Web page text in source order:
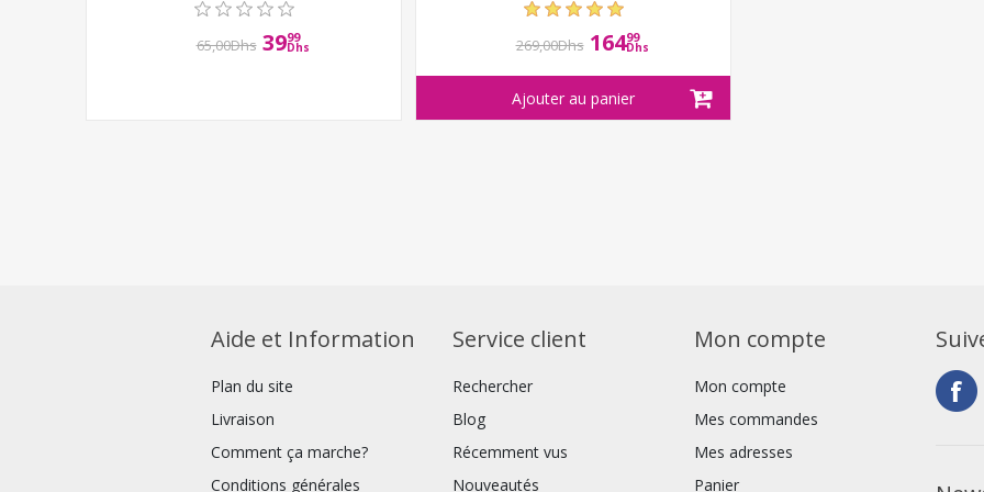
65,00Dhs 3999
Dhs 269,00Dhs 16499
Dhs
Aide et Information
Plan du site
Livraison
Comment ça marche?
Conditions générales
Service client
Rechercher
Blog
Récemment vus
Nouveautés
Mon compte
Mon compte
Mes commandes
Mes adresses
Panier